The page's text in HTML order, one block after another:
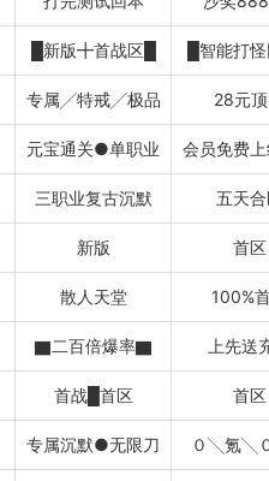
█新版╋首战区█ █智能打
专属╱特戒╱极品 28元
元宝通关●单职业 会员免费
三职业复古沉默 五天
新版 首区
散人天堂 100%
▇二百倍爆率▇ 上先送
首战█首区 首区
专属沉默●无限刀 ０╲氪╲